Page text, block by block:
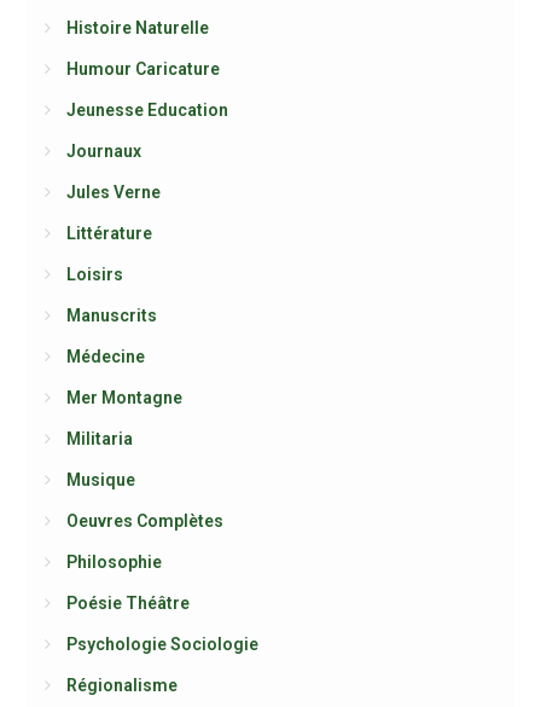
Histoire Naturelle
Humour Caricature
Jeunesse Education
Journaux
Jules Verne
Littérature
Loisirs
Manuscrits
Médecine
Mer Montagne
Militaria
Musique
Oeuvres Complètes
Philosophie
Poésie Théâtre
Psychologie Sociologie
Régionalisme